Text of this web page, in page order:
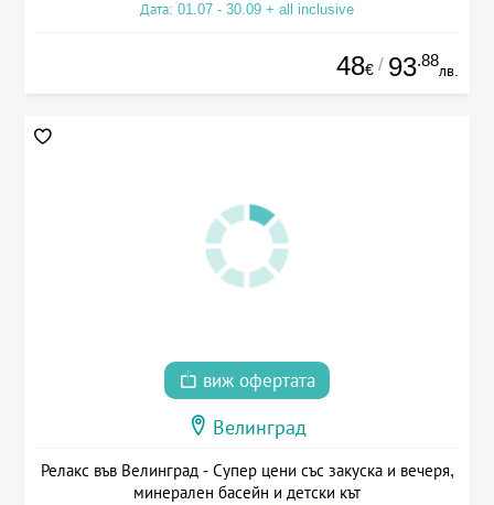
Дата: 01.07 - 30.09 + all inclusive
48€ / 93.88
лв.
виж офертата
Велинград
Релакс във Велинград - Супер цени със закуска и вечеря,
минерален басейн и детски кът